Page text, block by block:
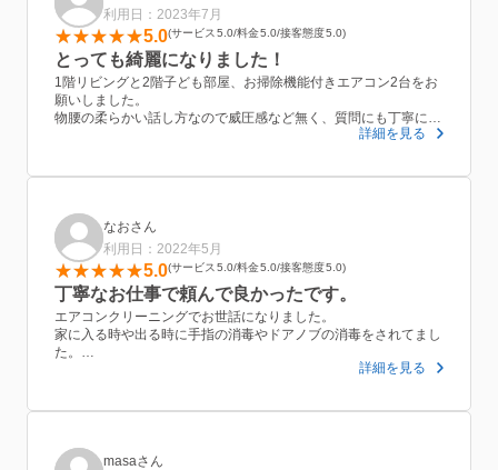
利用日：2023年7月
5.0 サービス 5.0 料金5.0 接客態度5.0
とっても綺麗になりました！
1階リビングと2階子ども部屋、お掃除機能付きエアコン2台をお
願いしました。
物腰の柔らかい話し方なので威圧感など無く、質問にも丁寧に答
ます。
今後の使用方法についてもアドバイスをしていただきましたの
で、それを実践してカビや汚れを最小限に抑えつつ、また次回も
お願いしたいと思いました。
気温が高く、雨も降って蒸し暑い中、また2階の登り降りも大変
な中、黙々と作業して下さり、本当にありがとうございました。
詳細を見る
なおさん
利用日：2022年5月
5.0 サービス 5.0 料金5.0 接客態度5.0
丁寧なお仕事で頼んで良かったです。
エアコンクリーニングでお世話になりました。
家に入る時や出る時に手指の消毒やドアノブの消毒をされてまし
た。
クリーニングの際の養生などもキチンとされていましたし、クリ
来年もまたお願いしようと思っています。
詳細を見る
masaさん